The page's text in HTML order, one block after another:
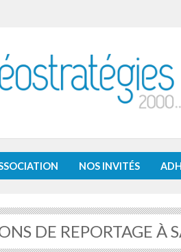
NOS INVITÉS
DE REPORTAGE À